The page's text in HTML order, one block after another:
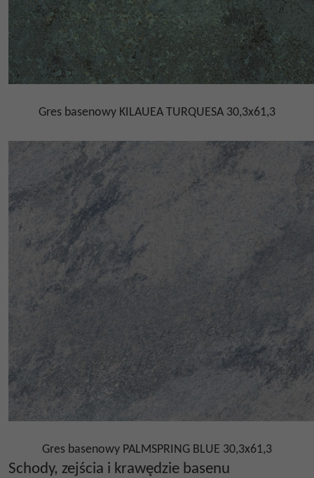
Gres basenowy KILAUEA TURQUESA 30,3x61,3
Gres basenowy PALMSPRING BLUE 30,3x61,3
Schody, zejścia i krawędzie basenu